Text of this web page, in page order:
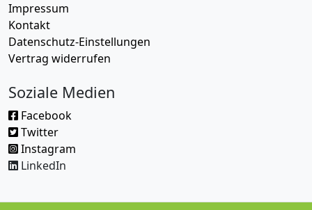
Impressum
Kontakt
Datenschutz-Einstellungen
Vertrag widerrufen
Soziale Medien
Facebook
Twitter
Instagram
LinkedIn